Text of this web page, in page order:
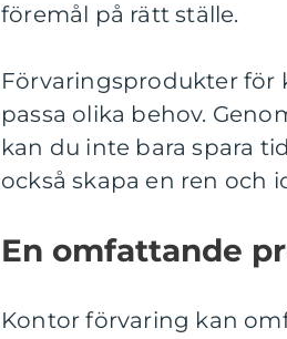
föremål på rätt ställe.
Förvaringsprodukter för
passa olika behov.
kan du inte bara spara
också skapa en ren och
En omfattande
Kontor förvaring kan